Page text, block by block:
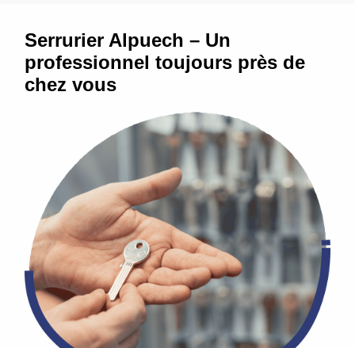
Serrurier Alpuech – Un
professionnel toujours près de
chez vous